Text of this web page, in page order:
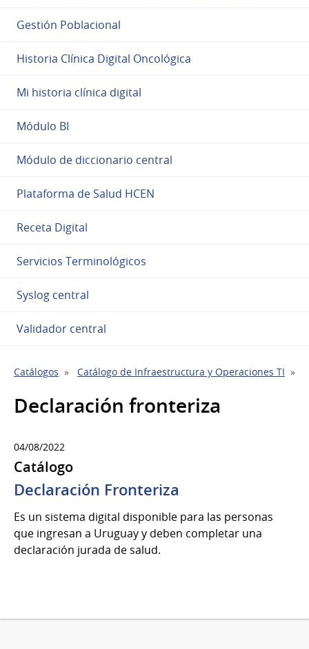
Gestión Poblacional
Historia Clínica Digital Oncológica
Mi historia clínica digital
Módulo BI
Módulo de diccionario central
Plataforma de Salud HCEN
Receta Digital
Servicios Terminológicos
Syslog central
Validador central
Catálogos Catálogo de Infraestructura y Operaciones TI
Declaración fronteriza
04/08/2022
Catálogo
Declaración Fronteriza
Es un sistema digital disponible para las personas
que ingresan a Uruguay y deben completar una
declaración jurada de salud.